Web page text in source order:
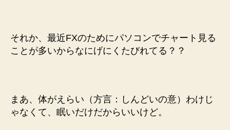
それか、最近FXのためにパソコンでチャート見る
ことが多いからなにげにくたびれてる？？
まあ、体がえらい（方言：しんどいの意）わけじ
ゃなくて、眠いだけだからいいけど。